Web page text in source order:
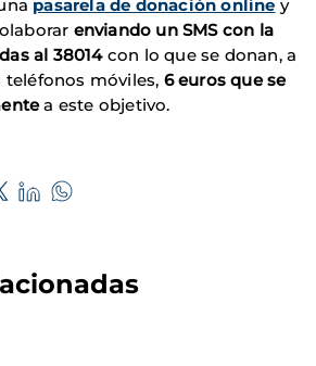
pasarela de donación online y
enviando un SMS con la
al 38014 con lo que se donan, a
teléfonos móviles, 6 euros que se
a este objetivo.